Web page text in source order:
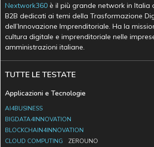
Nextwork360 è il più grande network in Italia
B2B dedicati ai temi della Trasformazione
dell’Innovazione Imprenditoriale. Ha la
cultura digitale e imprenditoriale nelle
amministrazioni italiane.
TUTTE LE TESTATE
Applicazioni e Tecnologie
AI4BUSINESS
BIGDATA4INNOVATION
BLOCKCHAIN4INNOVATION
CLOUD COMPUTING
ZEROUNO